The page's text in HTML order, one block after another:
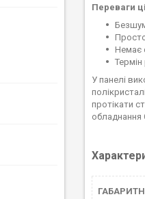
Переваги
Немає
У панелі
протікати
обладнання